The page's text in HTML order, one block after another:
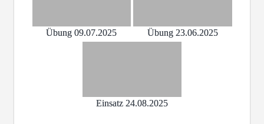
Übung 09.07.2025 Übung 23.06.2025
Einsatz 24.08.2025